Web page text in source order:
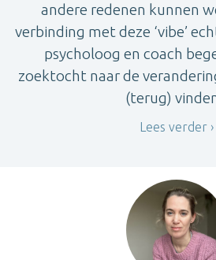
andere redenen kunnen
verbinding met deze ‘vibe’
psycholoog en coach
zoektocht naar de
(terug)
Lees verder